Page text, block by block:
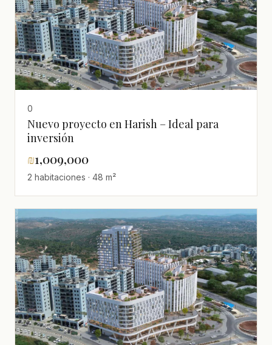
0
Nuevo proyecto en Harish – Ideal para
inversión
₪1,009,000
2 habitaciones · 48 m²